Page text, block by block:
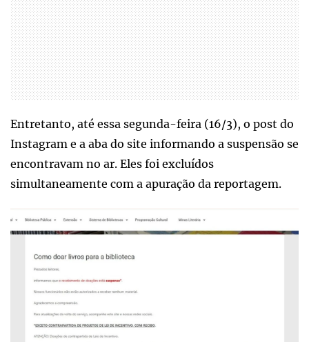
Entretanto, até essa segunda-feira (16/3), o post do
Instagram e a aba do site informando a suspensão se
encontravam no ar. Eles foi excluídos
simultaneamente com a apuração da reportagem.